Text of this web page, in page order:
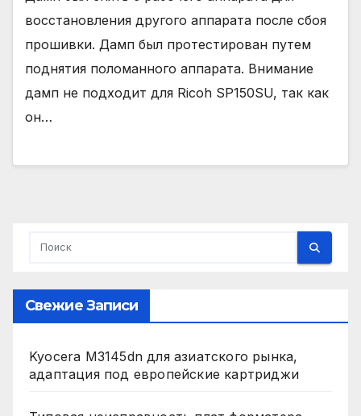
восстановления другого аппарата после сбоя
прошивки. Дамп был протестирован путем
поднятия поломанного аппарата. Внимание
дамп не подходит для Ricoh SP150SU, так как
он…
Свежие Записи
Kyocera M3145dn для азиатского рынка,
адаптация под европейские картриджи